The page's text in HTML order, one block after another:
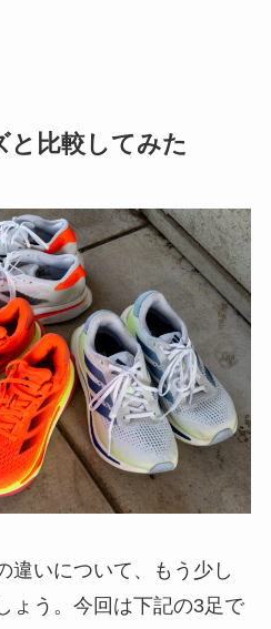
と比較してみた
違いについて、もう少し
ょう。今回は下記の3足で